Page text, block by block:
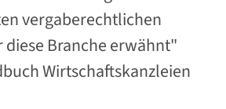
vergaberechtlichen
diese Branche erwähnt"
Wirtschaftskanzleien